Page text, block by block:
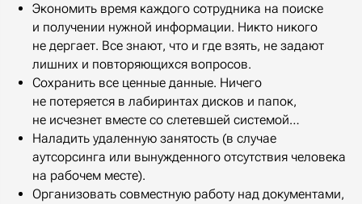
Экономить время каждого сотрудника на поиске
и получении нужной информации. Никто никого
не дергает. Все знают, что и где взять, не задают
лишних и повторяющихся вопросов.
Сохранить все ценные данные. Ничего
не потеряется в лабиринтах дисков и папок,
не исчезнет вместе со слетевшей системой…
Наладить удаленную занятость (в случае
аутсорсинга или вынужденного отсутствия человека
на рабочем месте).
Организовать совместную работу над документами,